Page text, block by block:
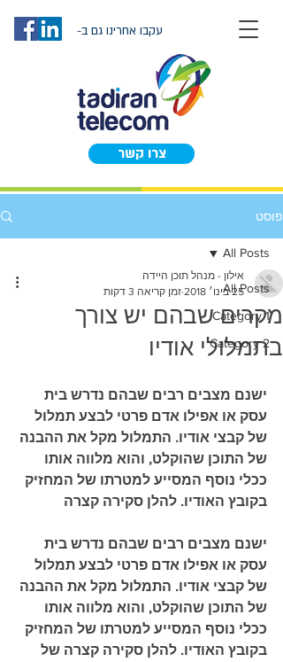
עקבו אחרינו גם ב-
צרו קשר
פוסט
All Posts
Category 1
Category 2
All Posts
מקרים שבהם יש צורך
בתמלולי אודיו
אילון - מנהל תוכן היידה
25 בינו׳ 2018
זמן קריאה 3 דקות
ישנם מצבים רבים שבהם נדרש בית
עסק או אפילו אדם פרטי לבצע תמלול
של קבצי אודיו. התמלול מקל את ההבנה
של התוכן שהוקלט, והוא מלווה אותו
ככלי נוסף המסייע למטרתו של המחזיק
בקובץ האודיו. להלן סקירה קצרה
ישנם מצבים רבים שבהם נדרש בית
עסק או אפילו אדם פרטי לבצע תמלול
של קבצי אודיו. התמלול מקל את ההבנה
של התוכן שהוקלט, והוא מלווה אותו
ככלי נוסף המסייע למטרתו של המחזיק
בקובץ האודיו. להלן סקירה קצרה של